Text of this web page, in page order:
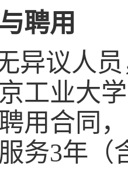
聘用
异议人
工业大
用合同
务3年（